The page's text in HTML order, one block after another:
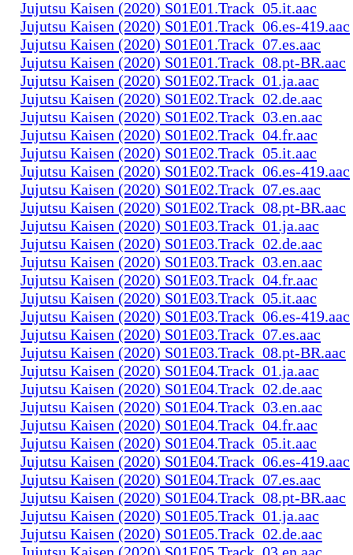
Jujutsu Kaisen (2020) S01E01.Track_05.it.aac
Jujutsu Kaisen (2020) S01E01.Track_06.es-419.aac
Jujutsu Kaisen (2020) S01E01.Track_07.es.aac
Jujutsu Kaisen (2020) S01E01.Track_08.pt-BR.aac
Jujutsu Kaisen (2020) S01E02.Track_01.ja.aac
Jujutsu Kaisen (2020) S01E02.Track_02.de.aac
Jujutsu Kaisen (2020) S01E02.Track_03.en.aac
Jujutsu Kaisen (2020) S01E02.Track_04.fr.aac
Jujutsu Kaisen (2020) S01E02.Track_05.it.aac
Jujutsu Kaisen (2020) S01E02.Track_06.es-419.aac
Jujutsu Kaisen (2020) S01E02.Track_07.es.aac
Jujutsu Kaisen (2020) S01E02.Track_08.pt-BR.aac
Jujutsu Kaisen (2020) S01E03.Track_01.ja.aac
Jujutsu Kaisen (2020) S01E03.Track_02.de.aac
Jujutsu Kaisen (2020) S01E03.Track_03.en.aac
Jujutsu Kaisen (2020) S01E03.Track_04.fr.aac
Jujutsu Kaisen (2020) S01E03.Track_05.it.aac
Jujutsu Kaisen (2020) S01E03.Track_06.es-419.aac
Jujutsu Kaisen (2020) S01E03.Track_07.es.aac
Jujutsu Kaisen (2020) S01E03.Track_08.pt-BR.aac
Jujutsu Kaisen (2020) S01E04.Track_01.ja.aac
Jujutsu Kaisen (2020) S01E04.Track_02.de.aac
Jujutsu Kaisen (2020) S01E04.Track_03.en.aac
Jujutsu Kaisen (2020) S01E04.Track_04.fr.aac
Jujutsu Kaisen (2020) S01E04.Track_05.it.aac
Jujutsu Kaisen (2020) S01E04.Track_06.es-419.aac
Jujutsu Kaisen (2020) S01E04.Track_07.es.aac
Jujutsu Kaisen (2020) S01E04.Track_08.pt-BR.aac
Jujutsu Kaisen (2020) S01E05.Track_01.ja.aac
Jujutsu Kaisen (2020) S01E05.Track_02.de.aac